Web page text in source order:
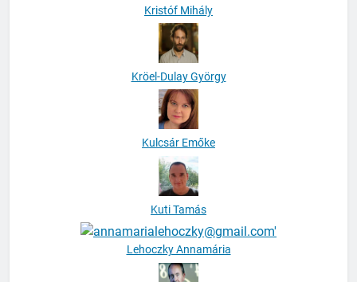
Kristóf Mihály
Kröel-Dulay György
Kulcsár Emőke
Kuti Tamás
Lehoczky Annamária